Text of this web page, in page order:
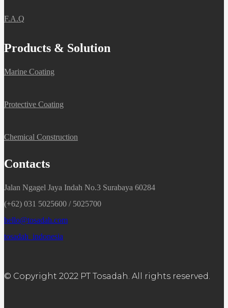
F.A.Q
Products & Solution
Marine Coating
Protective Coating
Chemical Construction
Contacts
Jalan Ngagel Jaya Indah No.3 Surabaya 60284
(+62) 031 5025600 / 5025700
hello@tosadah.com
tosadah_indonesia
© Copyright 2022 PT Tosadah. All rights reserved.